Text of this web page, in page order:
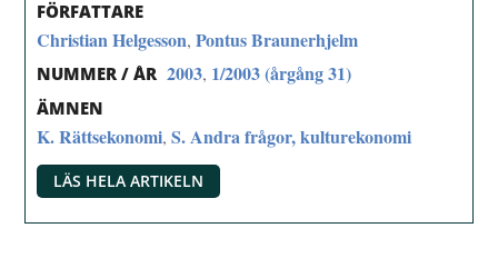
FÖRFATTARE
Christian Helgesson,Pontus Braunerhjelm
NUMMER / ÅR 2003, 1/2003 (årgång 31)
ÄMNEN
K. Rättsekonomi,S. Andra frågor, kulturekonomi
LÄS HELA ARTIKELN